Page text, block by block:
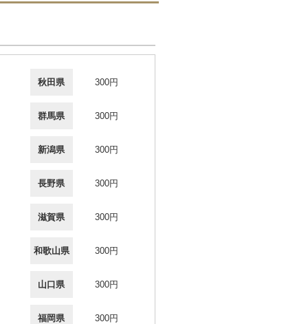
秋田県 300円
群馬県 300円
新潟県 300円
長野県 300円
滋賀県 300円
和歌山県 300円
山口県 300円
福岡県 300円